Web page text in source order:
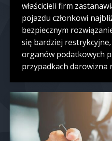
właścicieli firm
pojazdu członkowi
bezpiecznym
się bardziej
organów podatkowych
przypadkach darowizna